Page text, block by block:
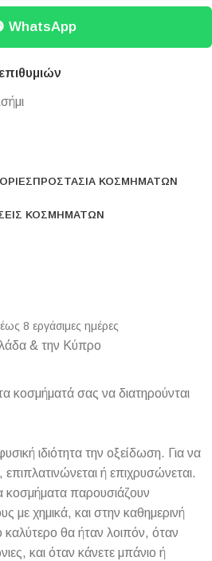
WhatsApp
ΠΡΟΣΤΑΣΊΑ ΚΟΣΜΗΜΆΤΩΝ
ΚΟΣΜΗΜΆΤΩΝ
8 εργάσιμες ημέρες
& την Κύπρο
κοσμήματά σας να διατηρούνται
ιδιότητα την οξείδωση. Για να
επιπλατινώνεται ή επιχρυσώνεται.
κοσμήματα παρουσιάζουν
με χημικά, και στην καθημερινή
θα ήταν λοιπόν, όταν
και όταν κάνετε μπάνιο ή